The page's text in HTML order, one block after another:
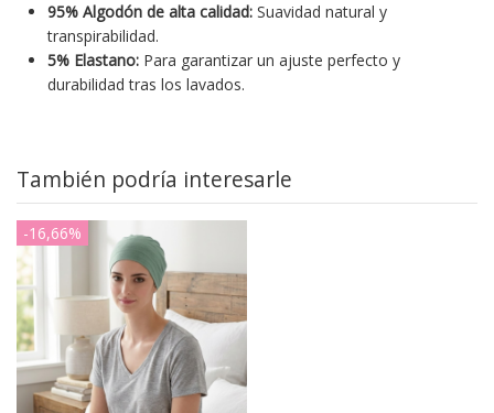
95% Algodón de alta calidad: Suavidad natural y
transpirabilidad.
5% Elastano: Para garantizar un ajuste perfecto y
durabilidad tras los lavados.
También podría interesarle
-16,66%